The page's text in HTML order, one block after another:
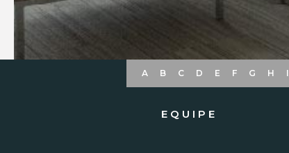
EQUIPE
A B C D E F G H I